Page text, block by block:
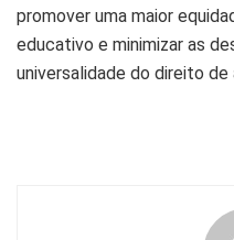
promover uma maior
educativo e minimizar as
universalidade do direito